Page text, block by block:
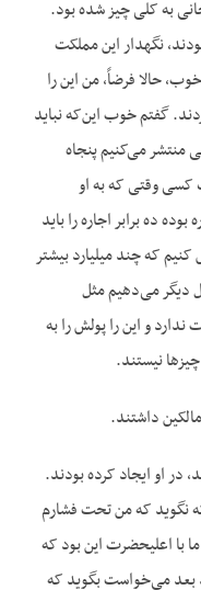
به کلی چیز شده بود.
نگهدار این مملکت
حالا فرضاً، من این را
گفتم خوب این‌که نباید
می‌کنیم پنجاه
کسی وقتی که به او
برابر یا اگر اجاره بوده ده برابر اجاره را باید
که چند میلیارد بیشتر
چندمیلیارد را می‌گذاریم ۵۰ سال دیگر می‌دهیم مثل
و این را پولش را به
نیستند.
داشتند.
در او ایجاد کرده بودند.
نگوید که من تحت فشارم
با اعلیحضرت این بود که
بعد می‌خواست بگوید که